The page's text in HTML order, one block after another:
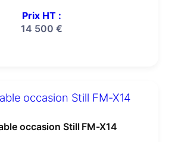
Prix HT :
14 500 €
occasion Still FM-X14